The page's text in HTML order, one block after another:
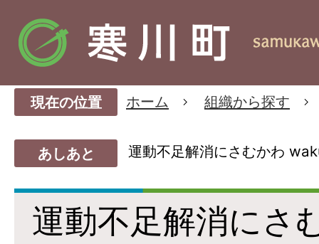
現在の位置 ホーム 組織から探す
あしあと 運動不足解消にさむかわ
運動不足解消にさ